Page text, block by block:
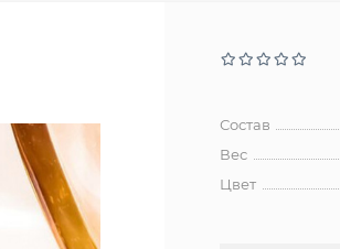
Состав
Вес
Цвет